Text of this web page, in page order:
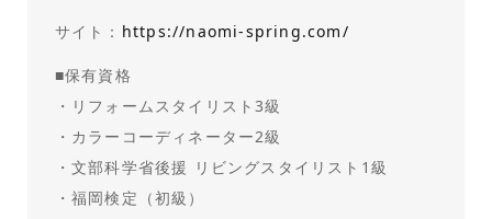
サイト： https://naomi-spring.com/
■保有資格
・リフォームスタイリスト3級
・カラーコーディネーター2級
・文部科学省後援 リビングスタイリスト1級
・福岡検定（初級）